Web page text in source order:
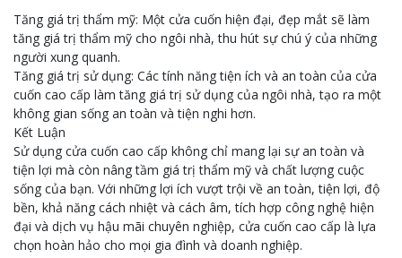
Tăng giá trị thẩm mỹ: Một cửa cuốn hiện đại, đẹp mắt sẽ làm
tăng giá trị thẩm mỹ cho ngôi nhà, thu hút sự chú ý của những
người xung quanh.
Tăng giá trị sử dụng: Các tính năng tiện ích và an toàn của cửa
cuốn cao cấp làm tăng giá trị sử dụng của ngôi nhà, tạo ra một
không gian sống an toàn và tiện nghi hơn.
Kết Luận
Sử dụng cửa cuốn cao cấp không chỉ mang lại sự an toàn và
tiện lợi mà còn nâng tầm giá trị thẩm mỹ và chất lượng cuộc
sống của bạn. Với những lợi ích vượt trội về an toàn, tiện lợi, độ
bền, khả năng cách nhiệt và cách âm, tích hợp công nghệ hiện
đại và dịch vụ hậu mãi chuyên nghiệp, cửa cuốn cao cấp là lựa
chọn hoàn hảo cho mọi gia đình và doanh nghiệp.